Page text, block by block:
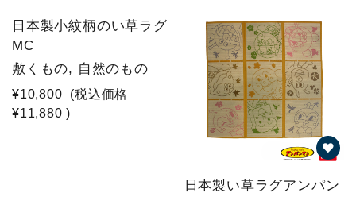
日本製小紋柄のい草ラグ
MC
敷くもの, 自然のもの
¥10,800
(税込価格
¥11,880 )
日本製い草ラグアンパン